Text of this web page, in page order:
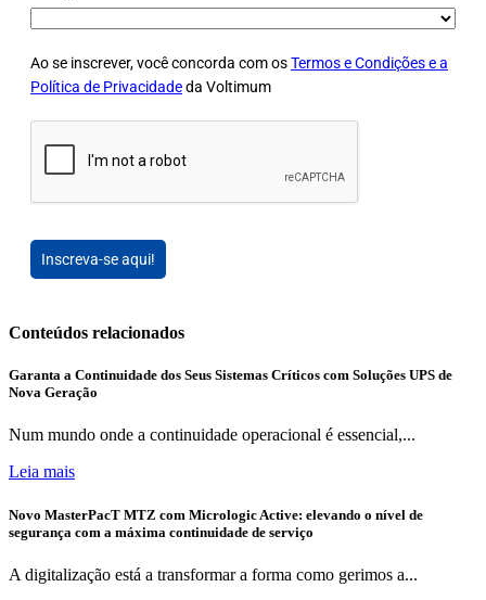
Ao se inscrever, você concorda com osTermos e Condições e a
Política de Privacidadeda Voltimum
Inscreva-se aqui!
Conteúdos relacionados
Garanta a Continuidade dos Seus Sistemas Críticos com Soluções UPS de
Nova Geração
Num mundo onde a continuidade operacional é essencial,...
Leia mais
Novo MasterPacT MTZ com Micrologic Active: elevando o nível de
segurança com a máxima continuidade de serviço
A digitalização está a transformar a forma como gerimos a...